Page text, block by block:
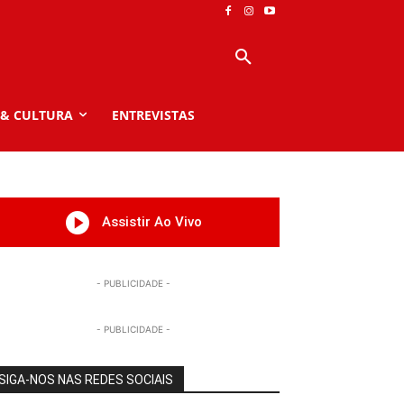
CULTURA ENTREVISTAS
Assistir Ao Vivo
- PUBLICIDADE -
- PUBLICIDADE -
NOS NAS REDES SOCIAIS